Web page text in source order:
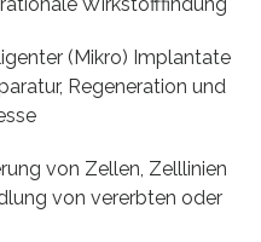
(Mikro) Implantate
Regeneration und
von Zellen, Zelllinien
von vererbten oder